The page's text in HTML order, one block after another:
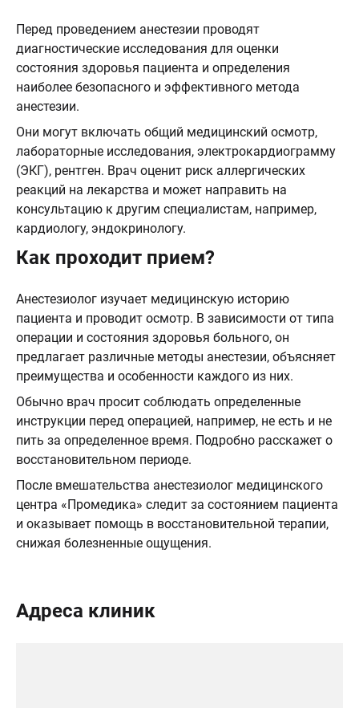
Перед проведением анестезии проводят
диагностические исследования для оценки
состояния здоровья пациента и определения
наиболее безопасного и эффективного метода
анестезии.
Они могут включать общий медицинский осмотр,
лабораторные исследования, электрокардиограмму
(ЭКГ), рентген. Врач оценит риск аллергических
реакций на лекарства и может направить на
консультацию к другим специалистам, например,
кардиологу, эндокринологу.
Как проходит прием?
Анестезиолог изучает медицинскую историю
пациента и проводит осмотр. В зависимости от типа
операции и состояния здоровья больного, он
предлагает различные методы анестезии, объясняет
преимущества и особенности каждого из них.
Обычно врач просит соблюдать определенные
инструкции перед операцией, например, не есть и не
пить за определенное время. Подробно расскажет о
восстановительном периоде.
После вмешательства анестезиолог медицинского
центра «Промедика» следит за состоянием пациента
и оказывает помощь в восстановительной терапии,
снижая болезненные ощущения.
Адреса клиник